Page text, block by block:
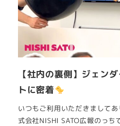
【社内の裏側】ジェン
トに密着
いつもご利用いただきまして
式会社NISHI SATO広報のっち